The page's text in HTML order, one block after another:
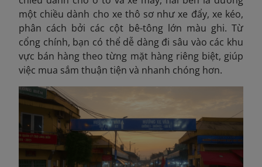
một chiều dành cho xe thô sơ như xe đẩy, xe kéo,
phân cách bởi các cột bê-tông lớn màu ghi. Từ
cổng chính, bạn có thể dễ dàng đi sâu vào các khu
vực bán hàng theo từng mặt hàng riêng biệt, giúp
việc mua sắm thuận tiện và nhanh chóng hơn.